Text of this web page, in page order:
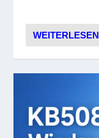
WEITERLESEN